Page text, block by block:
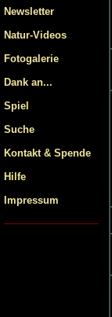
Newsletter
Natur-Videos
Fotogalerie
Dank an...
Spiel
Suche
Kontakt & Spende
Hilfe
Impressum